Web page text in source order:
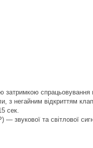
спрацьовування
з негайним відкриттям
сек.
— звукової та світлової